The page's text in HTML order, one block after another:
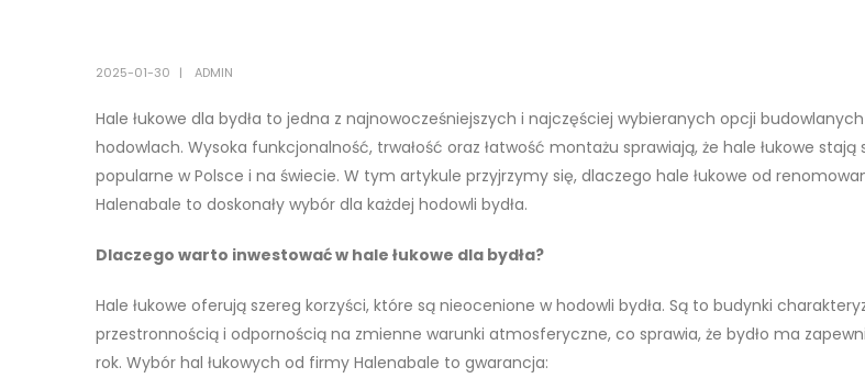
2025-01-30 ADMIN
Hale łukowe dla bydła to jedna z najnowocześniejszych i najczęściej wybieranych opcji
hodowlach. Wysoka funkcjonalność, trwałość oraz łatwość montażu sprawiają, że hale łukowe stają
popularne w Polsce i na świecie. W tym artykule przyjrzymy się, dlaczego hale łukowe od
Halenabale to doskonały wybór dla każdej hodowli bydła.
Dlaczego warto inwestować w hale łukowe dla bydła?
Hale łukowe oferują szereg korzyści, które są nieocenione w hodowli bydła. Są to budynki
przestronnością i odpornością na zmienne warunki atmosferyczne, co sprawia, że bydło ma
rok. Wybór hal łukowych od firmy Halenabale to gwarancja: